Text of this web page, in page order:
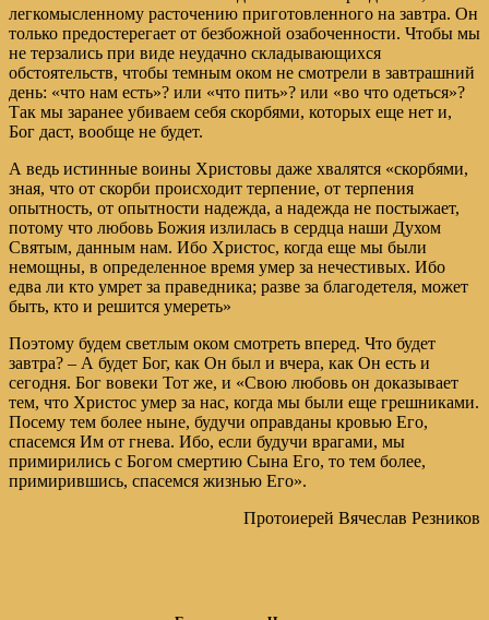
легкомысленному расточению приготовленного на завтра. Он
только предостерегает от безбожной озабоченности. Чтобы мы
не терзались при виде неудачно складывающихся
обстоятельств, чтобы темным оком не смотрели в завтрашний
день: «что нам есть»? или «что пить»? или «во что одеться»?
Так мы заранее убиваем себя скорбями, которых еще нет и,
Бог даст, вообще не будет.
А ведь истинные воины Христовы даже хвалятся «скорбями,
зная, что от скорби происходит терпение, от терпения
опытность, от опытности надежда, а надежда не постыжает,
потому что любовь Божия излилась в сердца наши Духом
Святым, данным нам. Ибо Христос, когда еще мы были
немощны, в определенное время умер за нечестивых. Ибо
едва ли кто умрет за праведника; разве за благодетеля, может
быть, кто и решится умереть»
Поэтому будем светлым оком смотреть вперед. Что будет
завтра? – А будет Бог, как Он был и вчера, как Он есть и
сегодня. Бог вовеки Тот же, и «Свою любовь он доказывает
тем, что Христос умер за нас, когда мы были еще грешниками.
Посему тем более ныне, будучи оправданы кровью Его,
спасемся Им от гнева. Ибо, если будучи врагами, мы
примирились с Богом смертию Сына Его, то тем более,
примирившись, спасемся жизнью Его».
Протоиерей Вячеслав Резников